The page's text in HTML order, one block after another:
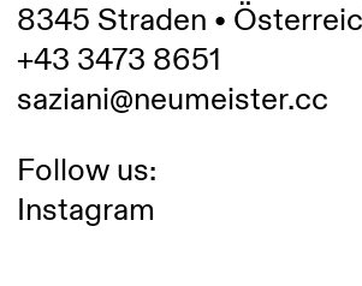
8345 Straden •
+43 3473 8651
saziani@neumeister.cc
Follow us:
Instagram